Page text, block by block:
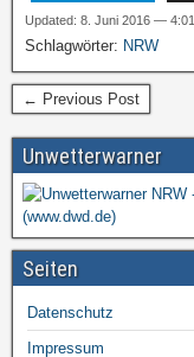
Updated: 8. Juni 2016 — 4:01
Schlagwörter: NRW
← Previous Post
Unwetterwarner
Seiten
Datenschutz
Impressum